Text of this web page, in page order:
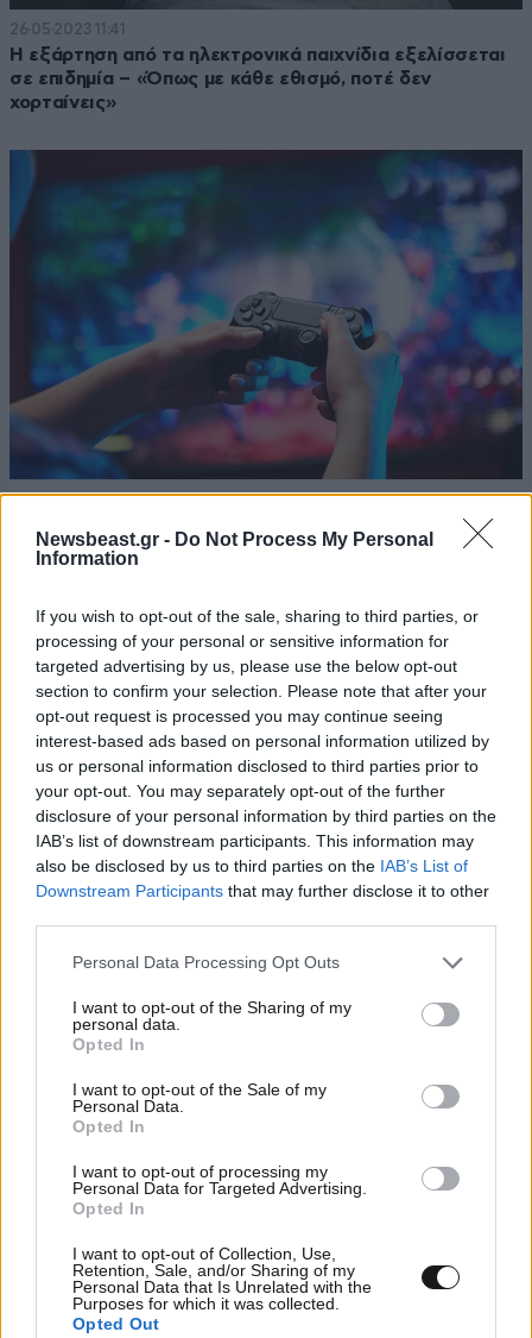
Newsbeast.gr - Do Not Process My Personal
Information
If you wish to opt-out of the sale, sharing to third parties, or
processing of your personal or sensitive information for
targeted advertising by us, please use the below opt-out
section to confirm your selection. Please note that after your
opt-out request is processed you may continue seeing
interest-based ads based on personal information utilized by
us or personal information disclosed to third parties prior to
your opt-out. You may separately opt-out of the further
disclosure of your personal information by third parties on the
IAB’s list of downstream participants. This information may
also be disclosed by us to third parties on the IAB’s List of
Downstream Participants that may further disclose it to other
Please note that this website/app uses one or more Google
not limited to your visit or usage behaviour. You may click to
grant or deny consent to Google and its third-party tags to
use your data for below specified purposes in below Google
consent section.
Personal Data Processing Opt Outs
I want to opt-out of the Sharing of my
personal data.
Opted In
I want to opt-out of the Sale of my
Personal Data.
Opted In
I want to opt-out of processing my
Personal Data for Targeted Advertising.
Opted In
I want to opt-out of Collection, Use,
Retention, Sale, and/or Sharing of my
Personal Data that Is Unrelated with the
Purposes for which it was collected.
Opted Out
26·05·2023 11:41
Η εξάρτηση από τα ηλεκτρονικά παιχνίδια εξελίσσεται
σε επιδημία – «Όπως με κάθε εθισμό, ποτέ δεν
χορταίνεις»
17·01·2023 12:36
παίζοντας ηλεκτρονικά παιχνίδια – Συμβουλές από τους
22·09·2020 09:34
καταβάλλοντας 7,5 δισ. δολάρια